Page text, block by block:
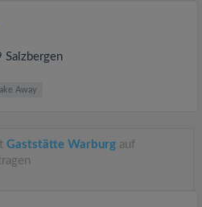
Salzbergen
Away
Gaststätte Warburg auf